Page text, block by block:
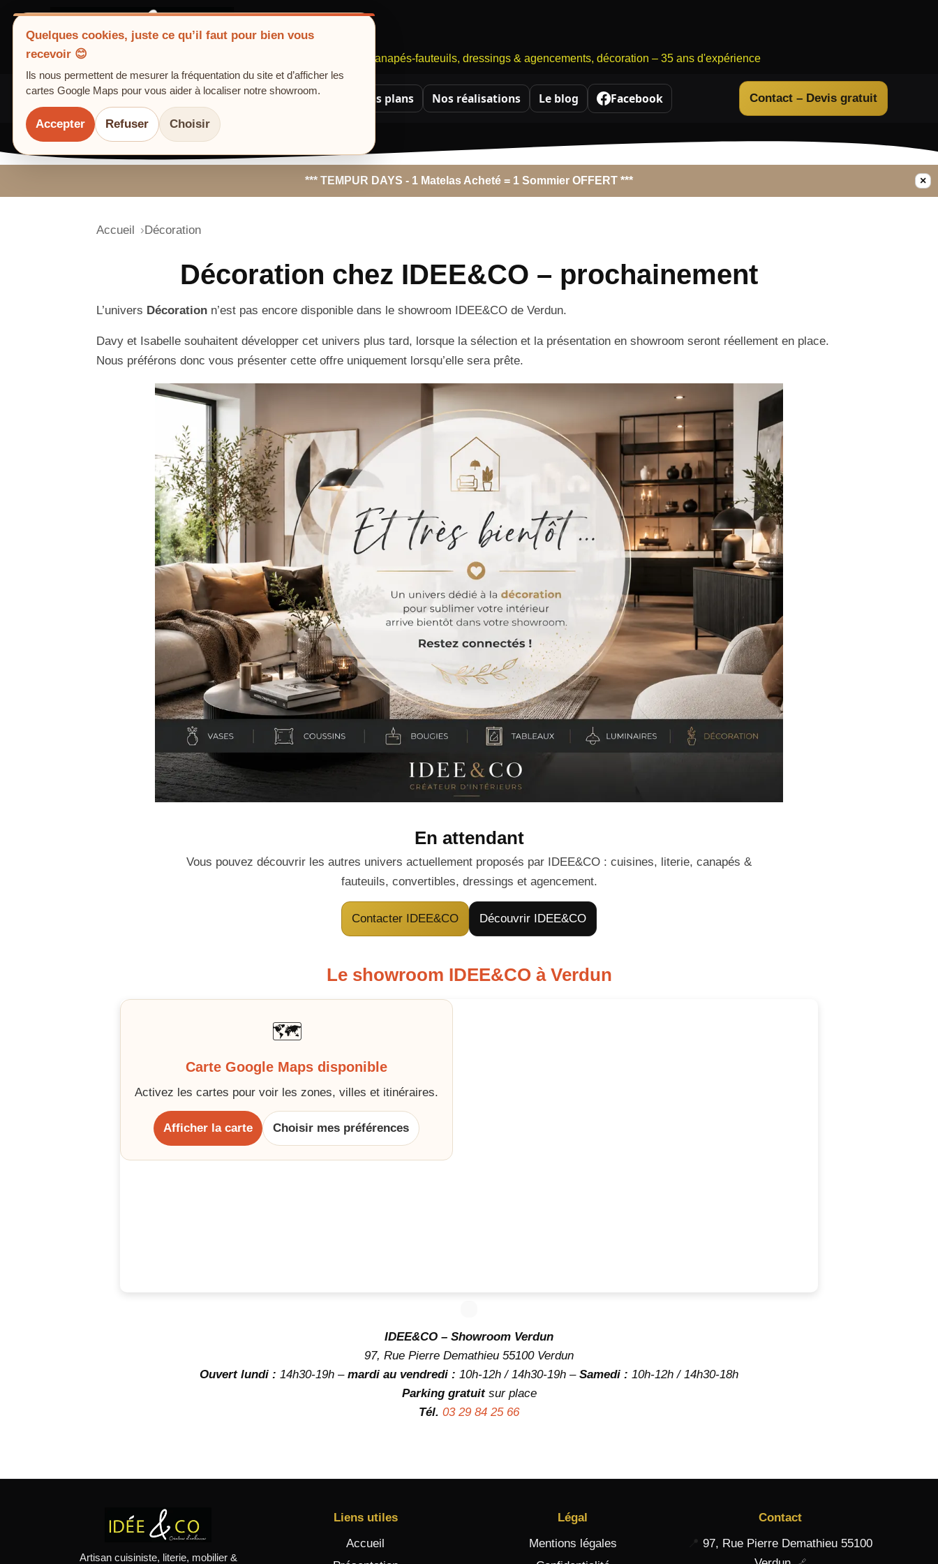
Artisan cuisiniste, literie, canapés-fauteuils, dressings & agencements, décoration – 35 ans d'expérience
Accueil Présentation Prestations Galerie Bons plans Nos réalisations Le blog Facebook Contact – Devis gratuit
*** TEMPUR DAYS - 1 Matelas Acheté = 1 Sommier OFFERT *** ×
Accueil Décoration
Décoration chez IDEE&CO – prochainement
L’univers Décoration n’est pas encore disponible dans le showroom IDEE&CO de Verdun.
Davy et Isabelle souhaitent développer cet univers plus tard, lorsque la sélection et la présentation en showroom seront réellement en place.
Nous préférons donc vous présenter cette offre uniquement lorsqu’elle sera prête.
En attendant
Vous pouvez découvrir les autres univers actuellement proposés par IDEE&CO : cuisines, literie, canapés &
fauteuils, convertibles, dressings et agencement.
Contacter IDEE&CO Découvrir IDEE&CO
Le showroom IDEE&CO à Verdun
🗺️
Carte Google Maps disponible
Activez les cartes pour voir les zones, villes et itinéraires.
Afficher la carte Choisir mes préférences
IDEE&CO – Showroom Verdun
97, Rue Pierre Demathieu 55100 Verdun
Ouvert lundi : 14h30-19h – mardi au vendredi : 10h-12h / 14h30-19h – Samedi : 10h-12h / 14h30-18h
Parking gratuitsur place
Tél. 03 29 84 25 66
Artisan cuisiniste, literie, mobilier &
Liens utiles
Accueil
Légal
Mentions légales
Contact
📍 97, Rue Pierre Demathieu 55100
Quelques cookies, juste ce qu’il faut pour bien vous
recevoir 😊
Ils nous permettent de mesurer la fréquentation du site et d’afficher les
cartes Google Maps pour vous aider à localiser notre showroom.
Accepter Refuser Choisir